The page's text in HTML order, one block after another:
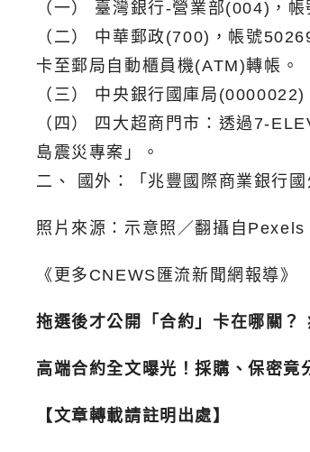
（一） 臺灣銀行-營業部(004)，
（二） 中華郵政(700)，帳號
卡至郵局自動櫃員機(ATM)轉帳。
（三） 中央銀行國庫局
（四） 四大超商門市：透過7-
島震災專案」。
二、 國外：「兆豐國際商業銀行
照片來源：示意照／翻攝自Pexels
《更多CNEWS匯流新聞網報導》
拖選後才公開「合約」卡在哪關
高端合約全文曝光！採購、保密
【文章轉載請註明出處】